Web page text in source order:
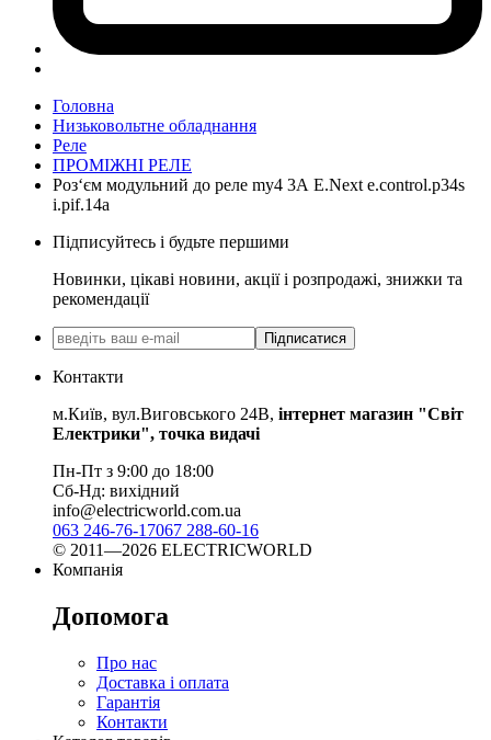
Головна
Низьковольтне обладнання
Реле
ПРОМІЖНІ РЕЛЕ
Роз‘єм модульний до реле my4 3А E.Next e.control.p34s
і.pіf.14a
Підписуйтесь і будьте першими
Новинки, цікаві новини, акції і розпродажі, знижки та
рекомендації
Підписатися
Контакти
м.Київ, вул.Виговського 24В, інтернет магазин "Світ
Електрики", точка видачі
Пн-Пт з 9:00 до 18:00
Сб-Нд: вихідний
info@electricworld.com.ua
063 246-76-17067 288-60-16
© 2011—2026 ELECTRICWORLD
Компанія
Допомога
Про нас
Доставка і оплата
Гарантія
Контакти